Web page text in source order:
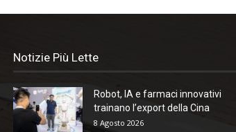
Notizie Più Lette
Robot, IA e farmaci innovativi
trainano l’export della Cina
8 Agosto 2026